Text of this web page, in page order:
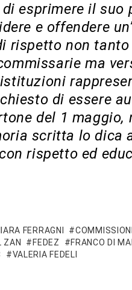
di esprimere il suo
e offendere
rispetto non
ma
di essere
del 1 maggio,
scritta lo dica
rispetto ed
FERRAGNI
ZAN FEDEZ FRANCO DI
VALERIA FEDELI